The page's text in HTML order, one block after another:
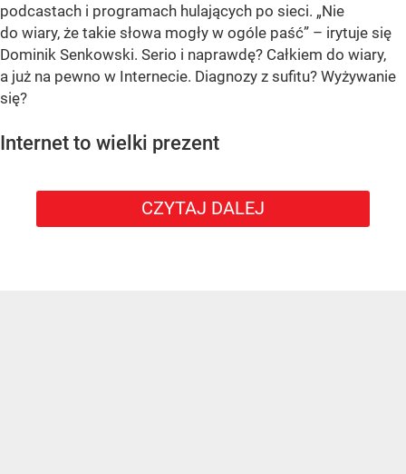
podcastach i programach hulających po sieci. „Nie
do wiary, że takie słowa mogły w ogóle paść” – irytuje się
Dominik Senkowski. Serio i naprawdę? Całkiem do wiary,
a już na pewno w Internecie. Diagnozy z sufitu? Wyżywanie
się?
Internet to wielki prezent
CZYTAJ DALEJ